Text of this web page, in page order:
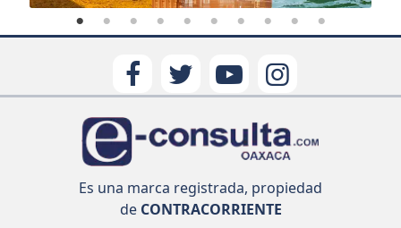
Es una marca registrada, propiedad
deCONTRACORRIENTE